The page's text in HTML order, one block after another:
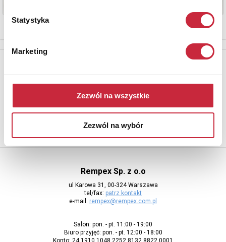
Statystyka
Marketing
Zezwól na wszystkie
Zezwól na wybór
Rempex Sp. z o.o
ul Karowa 31, 00-324 Warszawa
tel/fax: patrz kontakt
e-mail: rempex@rempex.com.pl
Salon: pon. - pt. 11:00 - 19:00
Biuro przyjęć: pon. - pt. 12:00 - 18:00